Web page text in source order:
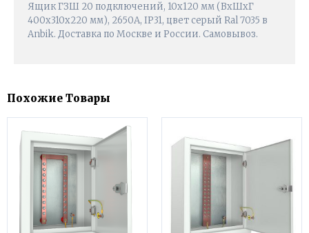
Ящик ГЗШ 20 подключений, 10х120 мм (ВхШхГ
400х310х220 мм), 2650А, IP31, цвет серый Ral 7035 в
Anbik. Доставка по Москве и России. Самовывоз.
Похожие Товары